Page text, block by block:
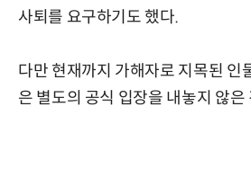
사퇴를 요구하기도 했다.
다만 현재까지 가해자로 지목된 인
은 별도의 공식 입장을 내놓지 않은